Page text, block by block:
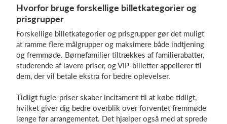
Hvorfor bruge forskellige billetkategorier og
prisgrupper
Forskellige billetkategorier og prisgrupper gør det muligt
at ramme flere målgrupper og maksimere både indtjening
og fremmøde. Børnefamilier tiltrækkes af familierabatter,
studerende af lavere priser, og VIP-billetter appellerer til
dem, der vil betale ekstra for bedre oplevelser.
Tidligt fugle-priser skaber incitament til at købe tidligt,
hvilket giver dig bedre overblik over forventet fremmøde
længe før arrangementet. Det hjælper også med at sprede